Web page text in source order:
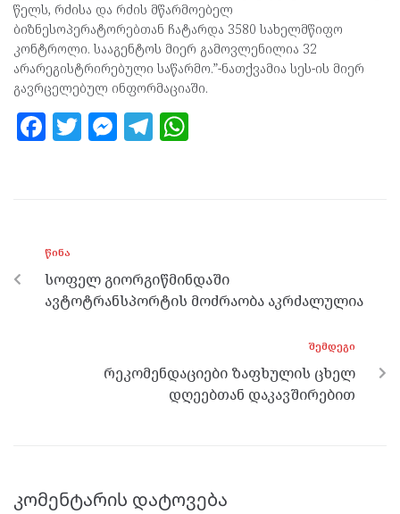
წელს, რძისა და რძის მწარმოებელ
ბიზნესოპერატორებთან ჩატარდა 3580 სახელმწიფო
კონტროლი. სააგენტოს მიერ გამოვლენილია 32
არარეგისტრირებული საწარმო.”-ნათქვამია სეს-ის მიერ
გავრცელებულ ინფორმაციაში.
F
o
o
k
T M
er
T
m p
p
ᲬᲘᲜᲐ
სოფელ გიორგიწმინდაში
ავტოტრანსპორტის მოძრაობა აკრძალულია
ᲨᲔᲛᲓᲔᲒᲘ
რეკომენდაციები ზაფხულის ცხელ
დღეებთან დაკავშირებით
კომენტარის დატოვება